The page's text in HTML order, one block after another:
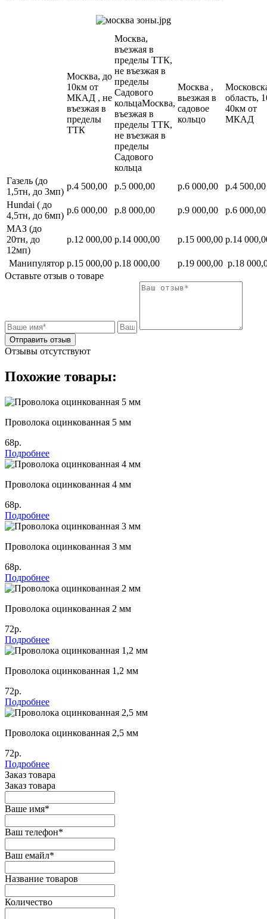
Москва, до
10км от
МКАД , не
въезжая в
пределы
ТТК
Москва,
въезжая в
пределы ТТК,
не въезжая в
пределы
Садового
кольцаМосква,
въезжая в
пределы ТТК,
не въезжая в
пределы
Садового
кольца
Москва ,
вьезжая в
садовое
кольцо
область,
40км от
МКАД
Газель (до
1,5тн, до 3мп)
р.4 500,00 р.5 000,00 р.6 000,00
р.4 500,00
Hundai ( до
4,5тн, до 6мп)
р.6 000,00 р.8 000,00 р.9 000,00
р.6 000,00
МАЗ (до
20тн, до
12мп)
р.12 000,00 р.14 000,00 р.15 000,00 р.14
Манипулятор р.15 000,00 р.18 000,00 р.19 000,00 р.18
Оставьте отзыв о товаре
Отправить отзыв
Отзывы отсутствуют
Похожие товары:
Проволока оцинкованная 5 мм
68р.
Подробнее
Проволока оцинкованная 4 мм
68р.
Подробнее
Проволока оцинкованная 3 мм
68р.
Подробнее
Проволока оцинкованная 2 мм
72р.
Подробнее
Проволока оцинкованная 1,2 мм
72р.
Подробнее
Проволока оцинкованная 2,5 мм
72р.
Подробнее
Заказ товара
Заказ товара
Ваше имя*
Ваш телефон*
Ваш емайл*
Название товаров
Количество